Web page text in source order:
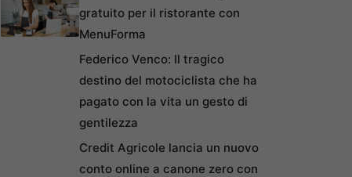
gratuito per il ristorante con
MenuForma
Federico Venco: Il tragico
destino del motociclista che ha
pagato con la vita un gesto di
gentilezza
Credit Agricole lancia un nuovo
conto online a canone zero con